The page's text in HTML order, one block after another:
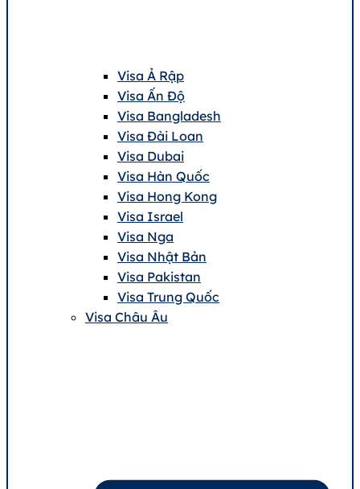
Visa Ả Rập
Visa Ấn Độ
Visa Bangladesh
Visa Đài Loan
Visa Dubai
Visa Hàn Quốc
Visa Hong Kong
Visa Israel
Visa Nga
Visa Nhật Bản
Visa Pakistan
Visa Trung Quốc
Visa Châu Âu